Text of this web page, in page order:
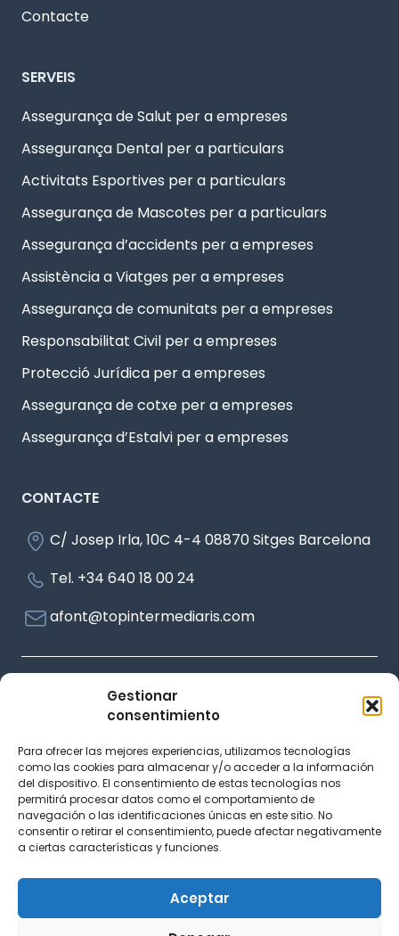
Gestionar
consentimiento
Para ofrecer las mejores experiencias, utilizamos tecnologías
como las cookies para almacenar y/o acceder a la información
del dispositivo. El consentimiento de estas tecnologías nos
permitirá procesar datos como el comportamiento de
navegación o las identificaciones únicas en este sitio. No
consentir o retirar el consentimiento, puede afectar negativamente
a ciertas características y funciones.
Aceptar
Contacte
SERVEIS
Assegurança de Salut per a empreses
Assegurança Dental per a particulars
Activitats Esportives per a particulars
Assegurança de Mascotes per a particulars
Assegurança d’accidents per a empreses
Assistència a Viatges per a empreses
Assegurança de comunitats per a empreses
Responsabilitat Civil per a empreses
Protecció Jurídica per a empreses
Assegurança de cotxe per a empreses
Assegurança d’Estalvi per a empreses
CONTACTE
C/ Josep Irla, 10C 4-4 08870 Sitges Barcelona
Tel. +34 640 18 00 24
afont@topintermediaris.com
Política de privadesa
Accessibilitat